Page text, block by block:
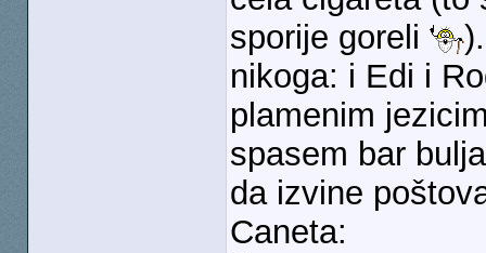
sporije goreli
nikoga: i Edi i
plamenim
spasem bar
da izvine
Caneta: